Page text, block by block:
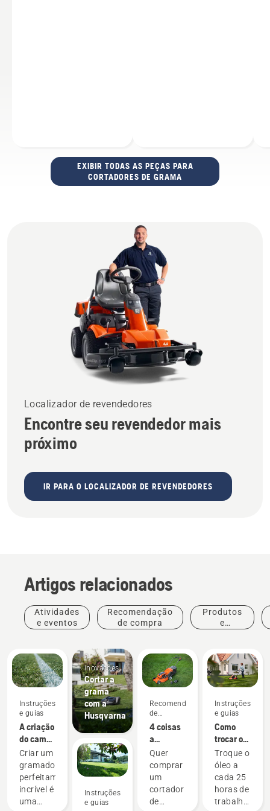
EXIBIR TODAS AS PEÇAS PARA
CORTADORES DE GRAMA
Localizador de revendedores
Encontre seu revendedor mais
próximo
IR PARA O LOCALIZADOR DE REVENDEDORES
Artigos relacionados
Atividades
e eventos
Recomendação
de compra
Produtos
e
Instruções
e guias
A criação
do campo
perfeito
Criar um
gramado
perfeitamente
incrível é
uma
e
inovações
Cortar a
grama
com a
Husqvarna
Instruções
e guias
Recomendação
de
compra
4 coisas
a
considerar
ao
comprar
um
cortador
Quer
comprar
um
cortador
de
Instruções
e guias
Como
trocar o
óleo do
cortador
de grama
Husqvarna
Troque o
óleo a
cada 25
horas de
trabalho